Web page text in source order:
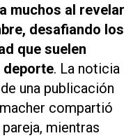
muchos al revelar
desafiando los
que suelen
deporte. La noticia
una publicación
compartió
mientras